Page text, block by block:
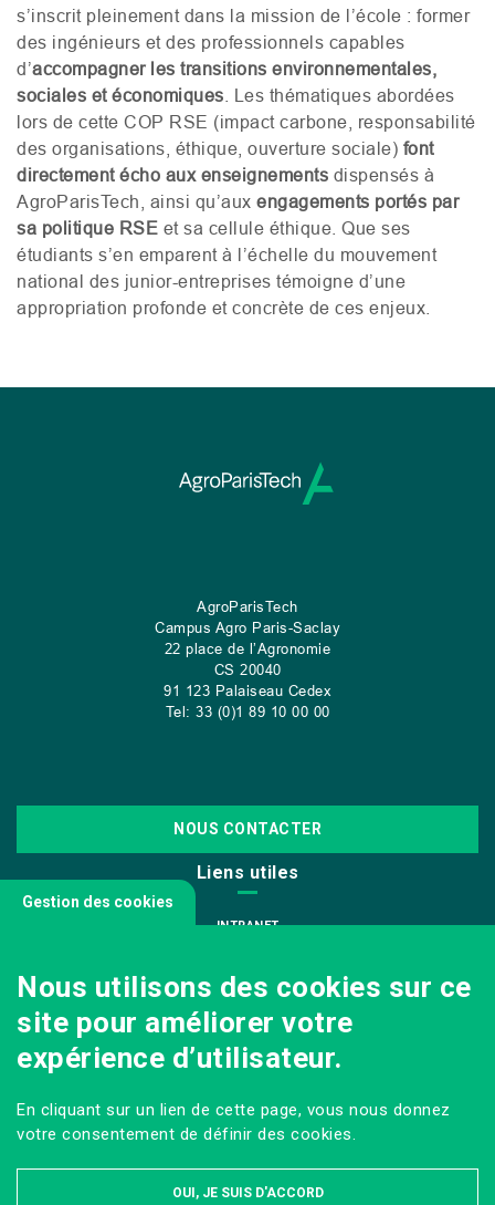
s’inscrit pleinement dans la mission de l’école : former
des ingénieurs et des professionnels capables
d’accompagner les transitions environnementales,
sociales et économiques . Les thématiques abordées
lors de cette COP RSE (impact carbone, responsabilité
des organisations, éthique, ouverture sociale) font
directement écho aux enseignements dispensés à
AgroParisTech, ainsi qu’aux engagements portés par
sa politique RSE et sa cellule éthique. Que ses
étudiants s’en emparent à l’échelle du mouvement
national des junior-entreprises témoigne d’une
appropriation profonde et concrète de ces enjeux.
AgroParisTech
Campus Agro Paris-Saclay
22 place de l’Agronomie
CS 20040
91 123 Palaiseau Cedex
Tel: 33 (0)1 89 10 00 00
NOUS CONTACTER
Liens utiles
INTRANET
INFODOC
PÔLE IMAGE
PRESSE
Sur les réseaux
Gestion des cookies
Nous utilisons des cookies sur ce
site pour améliorer votre
expérience d’utilisateur.
En cliquant sur un lien de cette page, vous nous donnez
votre consentement de définir des cookies.
OUI, JE SUIS D'ACCORD